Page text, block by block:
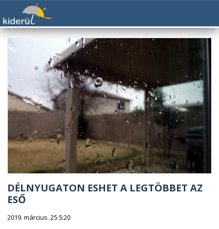
DÉLNYUGATON ESHET A LEGTÖBBET AZ
ESŐ
2019. március. 25 5:20